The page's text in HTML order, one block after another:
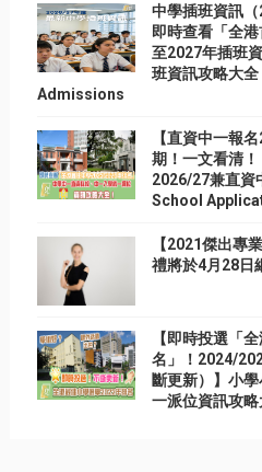
中學插班資訊
即時查看「全
至2027年插班
班資訊攻略大
Admissions
【直資中一報
期！一文看清
2026/27兼直資
School
【2021傑出專
禮將於4月28日
【即時投選「
名」！2024/
斷更新）】小
一派位資訊攻略